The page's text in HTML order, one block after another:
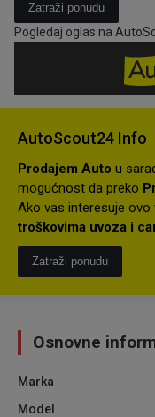
Zatraži ponudu
Pogledaj oglas na
AutoScout24 Info
Prodajem Auto u
mogućnost da preko
Ako vas interesuje ovo
troškovima uvoza i
Zatraži ponudu
Osnovne
Marka
Model